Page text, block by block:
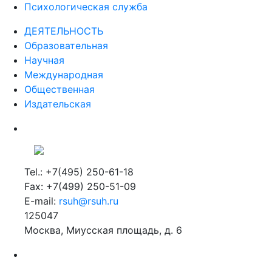
Психологическая служба
ДЕЯТЕЛЬНОСТЬ
Образовательная
Научная
Международная
Общественная
Издательская
Tel.: +7(495) 250-61-18
Fax: +7(499) 250-51-09
E-mail: rsuh@rsuh.ru
125047
Москва, Миусская площадь, д. 6